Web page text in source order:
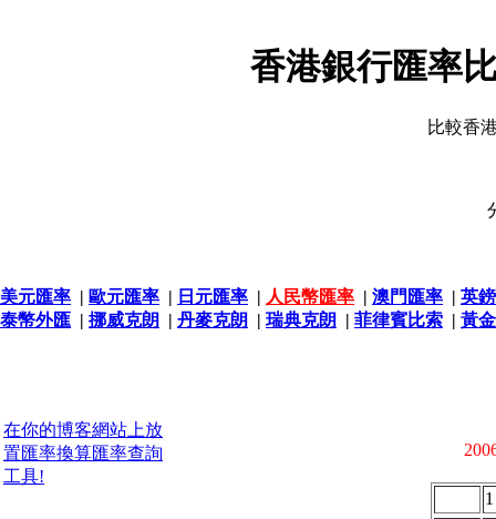
香港銀行匯率
比較香
美元匯率 | 歐元匯率 | 日元匯率 | 人民幣匯率 | 澳門匯率 | 英
泰幣外匯 | 挪威克朗 | 丹麥克朗 | 瑞典克朗 | 菲律賓比索 | 黃
在你的博客網站上放
置匯率換算匯率查詢
工具!